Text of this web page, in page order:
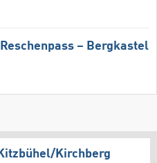
– Bergkastel
​Kirchberg